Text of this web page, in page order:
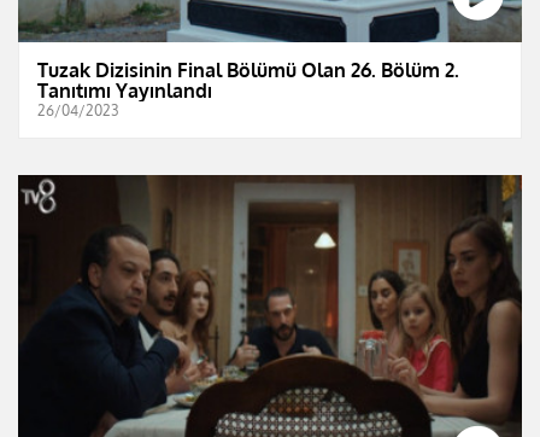
Tuzak Dizisinin Final Bölümü Olan 26. Bölüm 2.
Tanıtımı Yayınlandı
26/04/2023